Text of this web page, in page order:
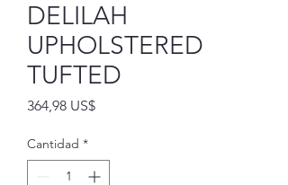
DELILAH
UPHOLSTERED
TUFTED
364,98 US$Precio
Cantidad *